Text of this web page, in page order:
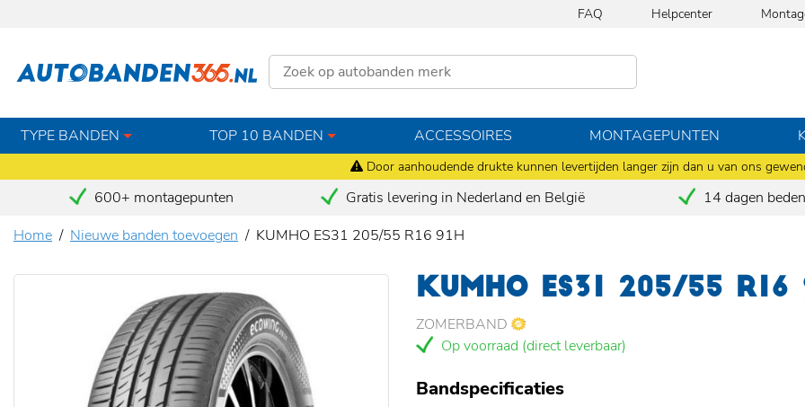
Door aanhoudende drukte kunnen levertijden langer zijn dan u van ons
FAQ Helpcenter
TYPE BANDEN TOP 10 BANDEN ACCESSOIRES MONTAGEPUNTEN
600+ montagepunten Gratis levering in Nederland en België 14 dagen
Home
Nieuwe banden toevoegen KUMHO ES31 205/55 R16 91H
KUMHO ES31 205/55 R16
ZOMERBAND
Op voorraad (direct leverbaar)
Bandspecificaties